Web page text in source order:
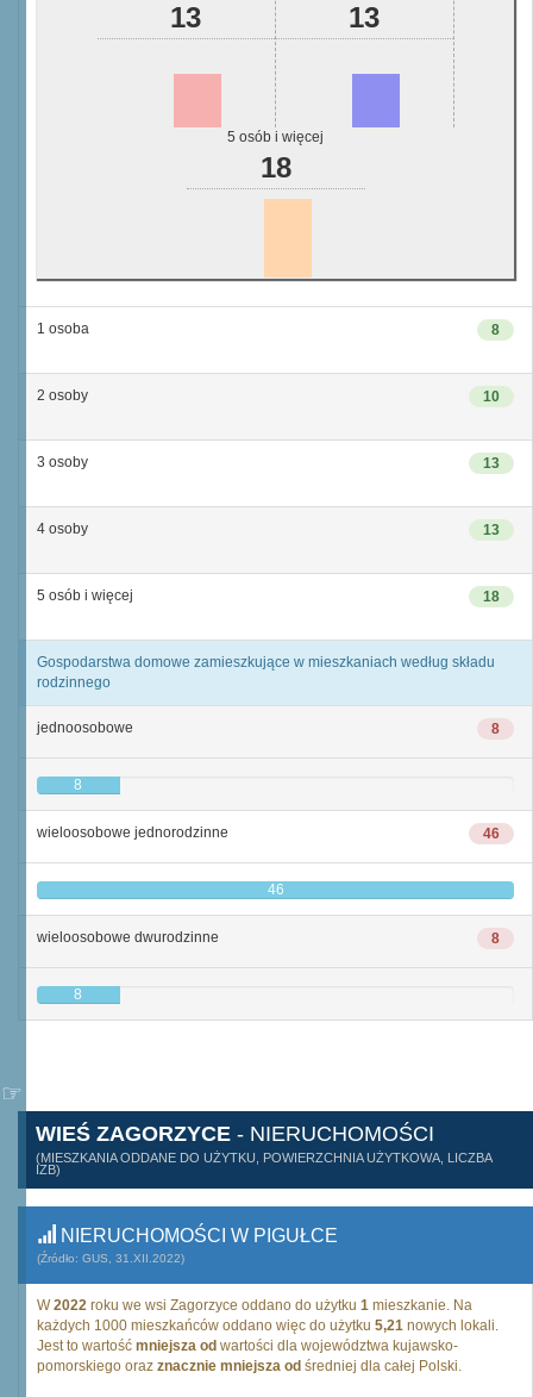
13 13
5 osób i więcej
18
8
1 osoba
10
2 osoby
13
3 osoby
13
4 osoby
18
5 osób i więcej
Gospodarstwa domowe zamieszkujące w mieszkaniach według składu
rodzinnego
8
jednoosobowe
8
46
wieloosobowe jednorodzinne
46
8
wieloosobowe dwurodzinne
8
WIEŚ ZAGORZYCE - NIERUCHOMOŚCI
(MIESZKANIA ODDANE DO UŻYTKU, POWIERZCHNIA UŻYTKOWA, LICZBA
IZB)
NIERUCHOMOŚCI W PIGUŁCE
(Źródło: GUS, 31.XII.2022)
W2022 roku we wsi Zagorzyce oddano do użytku 1 mieszkanie. Na
każdych 1000 mieszkańców oddano więc do użytku 5,21 nowych lokali.
Jest to wartość mniejsza od wartości dla województwa kujawsko-
pomorskiego oraz znacznie mniejsza od średniej dla całej Polski.